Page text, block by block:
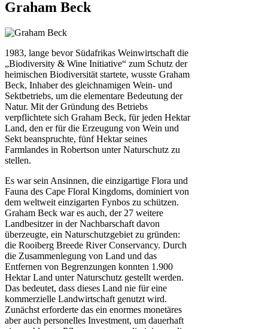
Graham Beck
1983, lange bevor Südafrikas Weinwirtschaft die
„Biodiversity & Wine Initiative“ zum Schutz der
heimischen Biodiversität startete, wusste Graham
Beck, Inhaber des gleichnamigen Wein- und
Sektbetriebs, um die elementare Bedeutung der
Natur. Mit der Gründung des Betriebs
verpflichtete sich Graham Beck, für jeden Hektar
Land, den er für die Erzeugung von Wein und
Sekt beanspruchte, fünf Hektar seines
Farmlandes in Robertson unter Naturschutz zu
stellen.
Es war sein Ansinnen, die einzigartige Flora und
Fauna des Cape Floral Kingdoms, dominiert von
dem weltweit einzigarten Fynbos zu schützen.
Graham Beck war es auch, der 27 weitere
Landbesitzer in der Nachbarschaft davon
überzeugte, ein Naturschutzgebiet zu gründen:
die Rooiberg Breede River Conservancy. Durch
die Zusammenlegung von Land und das
Entfernen von Begrenzungen konnten 1.900
Hektar Land unter Naturschutz gestellt werden.
Das bedeutet, dass dieses Land nie für eine
kommerzielle Landwirtschaft genutzt wird.
Zunächst erforderte das ein enormes monetäres
aber auch personelles Investment, um dauerhaft